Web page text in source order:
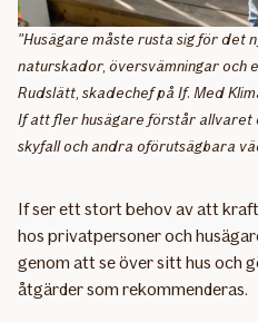
"Husägare måste rusta sig för det
naturskador, översvämningar och
Rudslätt, skadechef på If. Med
If att fler husägare förstår
skyfall och andra oförutsägbara
If ser ett stort behov av att
hos privatpersoner och
genom att se över sitt hus och
åtgärder som rekommenderas.